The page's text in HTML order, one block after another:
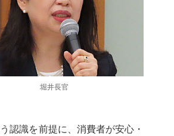
堀井長官
認識を前提に、消費者が安心・